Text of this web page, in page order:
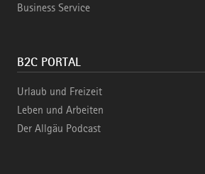
Business Service
B2C PORTAL
Urlaub und Freizeit
Leben und Arbeiten
Der Allgäu Podcast